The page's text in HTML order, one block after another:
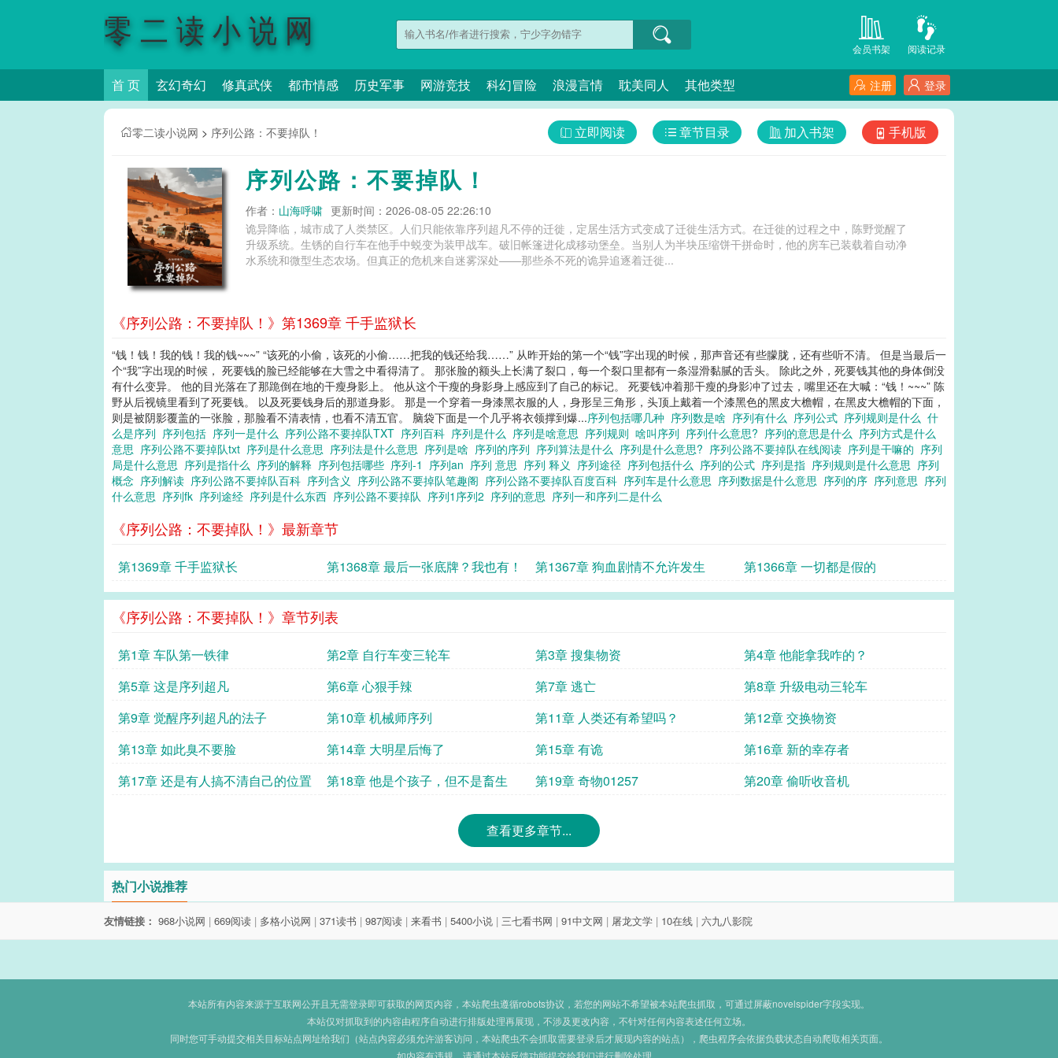
零二读小说网 阅读记录
会员书架
首 页 玄幻奇幻 修真武侠 都市情感 历史军事 网游竞技 科幻冒险 浪漫言情 耽美同人 其他类型 登录
注册
零二读小说网 > 序列公路：不要掉队！ 手机版
加入书架
章节目录
立即阅读
序列公路：不要掉队！
作者： 山海呼啸 更新时间：2026-08-05 22:26:10
诡异降临，城市成了人类禁区。人们只能依靠序列超凡不停的迁徙，定居生活方式变成了迁徙生活方式。在迁徙的过程之中，陈野觉醒了
升级系统。生锈的自行车在他手中蜕变为装甲战车。破旧帐篷进化成移动堡垒。当别人为半块压缩饼干拼命时，他的房车已装载着自动净
水系统和微型生态农场。但真正的危机来自迷雾深处——那些杀不死的诡异追逐着迁徙...
《序列公路：不要掉队！》第1369章 千手监狱长
“钱！钱！我的钱！我的钱~~~” “该死的小偷，该死的小偷……把我的钱还给我……” 从昨开始的第一个“钱”字出现的时候，那声音还有些朦胧，还有些听不清。 但是当最后一
个“我”字出现的时候， 死要钱的脸已经能够在大雪之中看得清了。 那张脸的额头上长满了裂口，每一个裂口里都有一条湿滑黏腻的舌头。 除此之外，死要钱其他的身体倒没
有什么变异。 他的目光落在了那跪倒在地的干瘦身影上。 他从这个干瘦的身影身上感应到了自己的标记。 死要钱冲着那干瘦的身影冲了过去，嘴里还在大喊：“钱！~~~” 陈
野从后视镜里看到了死要钱。 以及死要钱身后的那道身影。 那是一个穿着一身漆黑衣服的人，身形呈三角形，头顶上戴着一个漆黑色的黑皮大檐帽，在黑皮大檐帽的下面，
则是被阴影覆盖的一张脸，那脸看不清表情，也看不清五官。 脑袋下面是一个几乎将衣领撑到爆...序列包括哪几种 序列数是啥 序列有什么 序列公式 序列规则是什么 什
么是序列 序列包括 序列一是什么 序列公路不要掉队TXT 序列百科 序列是什么 序列是啥意思 序列规则 啥叫序列 序列什么意思? 序列的意思是什么 序列方式是什么
意思 序列公路不要掉队txt 序列是什么意思 序列法是什么意思 序列是啥 序列的序列 序列算法是什么 序列是什么意思? 序列公路不要掉队在线阅读 序列是干嘛的 序列
局是什么意思 序列是指什么 序列的解释 序列包括哪些 序列-1 序列an 序列 意思 序列 释义 序列途径 序列包括什么 序列的公式 序列是指 序列规则是什么意思 序列
概念 序列解读 序列公路不要掉队百科 序列含义 序列公路不要掉队笔趣阁 序列公路不要掉队百度百科 序列车是什么意思 序列数据是什么意思 序列的序 序列意思 序列
什么意思 序列fk 序列途经 序列是什么东西 序列公路不要掉队 序列1序列2 序列的意思 序列一和序列二是什么
《序列公路：不要掉队！》最新章节
第1369章 千手监狱长 第1368章 最后一张底牌？我也有！ 第1367章 狗血剧情不允许发生 第1366章 一切都是假的
《序列公路：不要掉队！》章节列表
第1章 车队第一铁律 第2章 自行车变三轮车 第3章 搜集物资
第4章 他能拿我咋的？
第5章 这是序列超凡
第6章 心狠手辣 第7章 逃亡
第8章 升级电动三轮车
第9章 觉醒序列超凡的法子
第10章 机械师序列 第11章 人类还有希望吗？
第12章 交换物资
第13章 如此臭不要脸
第14章 大明星后悔了 第15章 有诡
第16章 新的幸存者
第17章 还是有人搞不清自己的位置
第18章 他是个孩子，但不是畜生 第19章 奇物01257 第20章 偷听收音机
查看更多章节...
热门小说推荐
友情链接： 968小说网 | 669阅读 | 多格小说网 | 371读书 | 987阅读 | 来看书 | 5400小说 | 三七看书网 | 91中文网 | 屠龙文学 | 10在线 | 六九八影院
本站所有内容来源于互联网公开且无需登录即可获取的网页内容，本站爬虫遵循robots协议，若您的网站不希望被本站爬虫抓取，可通过屏蔽novelspider字段实现。
本站仅对抓取到的内容由程序自动进行排版处理再展现，不涉及更改内容，不针对任何内容表述任何立场。
同时您可手动提交相关目标站点网址给我们（站点内容必须允许游客访问，本站爬虫不会抓取需要登录后才展现内容的站点），爬虫程序会依据负载状态自动爬取相关页面。
如内容有违规，请通过本站反馈功能提交给我们进行删除处理。